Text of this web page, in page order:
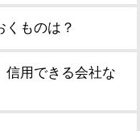
くものは？
信用できる会社な